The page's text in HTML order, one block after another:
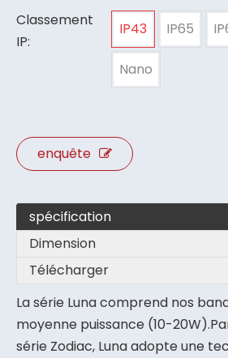
Classement
IP:
IP43 IP65
Nano
enquête
spécification
Dimension
Télécharger
La série Luna comprend nos
moyenne puissance (10-
série Zodiac, Luna adopte une